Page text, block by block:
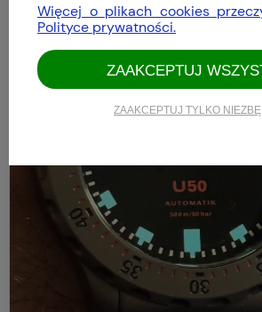
Więcej o plikach cookies
Polityce prywatności.
ZAAKCEPTUJ TYLKO
ZAAKCEPTUJ